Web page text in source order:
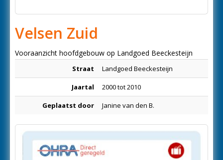
Velsen Zuid
Vooraanzicht hoofdgebouw op Landgoed Beeckesteijn
Straat Landgoed Beeckesteijn
Jaartal 2000 tot 2010
Geplaatst door Janine van den B.